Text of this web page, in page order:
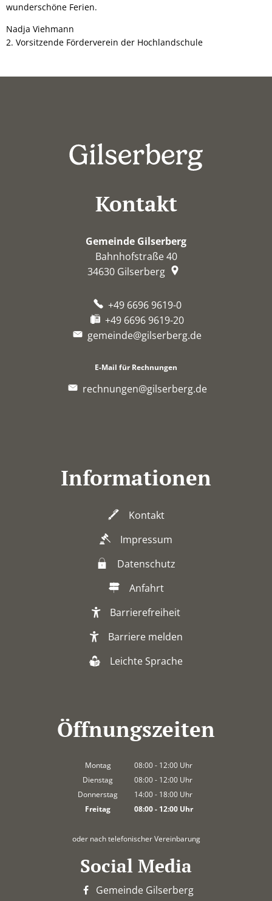
wunderschöne Ferien.
Nadja Viehmann
2. Vorsitzende Förderverein der Hochlandschule
Kontakt
Gemeinde Gilserberg
Bahnhofstraße 40
34630 Gilserberg
+49 6696 9619-0
+49 6696 9619-20
gemeinde@gilserberg.de
E-Mail für Rechnungen
rechnungen@gilserberg.de
Informationen
Kontakt
Impressum
Datenschutz
Anfahrt
Barrierefreiheit
Barriere melden
Leichte Sprache
Öffnungszeiten
Montag 08:00- 12:00 Uhr
Von 08:00 bis 12:00 Uhr
Dienstag 08:00- 12:00 Uhr
Von 08:00 bis 12:00 Uhr
Donnerstag 14:00- 18:00 Uhr
Von 14:00 bis 18:00 Uhr
Freitag 08:00- 12:00Uhr
oder nach telefonischer Vereinbarung
Social Media
Gemeinde Gilserberg